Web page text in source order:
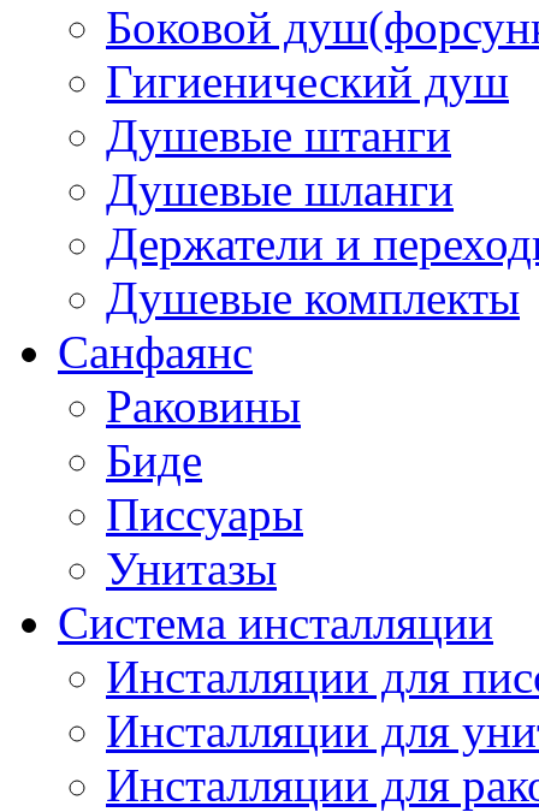
Боковой
Гигиенический душ
Душевые штанги
Душевые шланги
Держатели и
Душевые комплекты
Санфаянс
Раковины
Биде
Писсуары
Унитазы
Система инсталляции
Инсталляции для
Инсталляции для
Инсталляции для